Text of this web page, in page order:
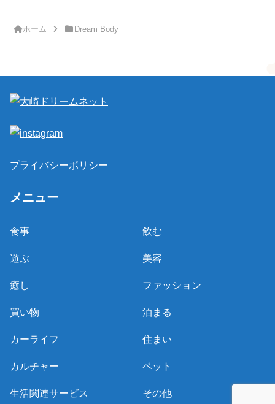
ホーム Dream Body
プライバシーポリシー
メニュー
食事 飲む
遊ぶ 美容
癒し ファッション
買い物 泊まる
カーライフ 住まい
カルチャー ペット
生活関連サービス その他